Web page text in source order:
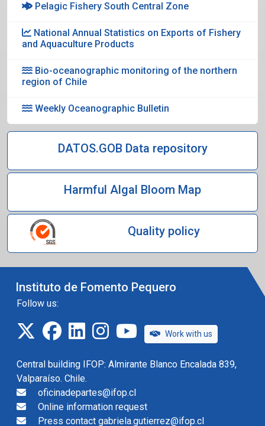
Pelagic Fishery South Central Zone
National Annual Statistics on Exports of Fishery
and Aquaculture Products
Bio-oceanographic monitoring of the northern
region of Chile
Weekly Oceanographic Bulletin
DATOS.GOB Data repository
Harmful Algal Bloom Map
Quality policy
Instituto de Fomento Pequero
Follow us:
twitterfacebook
linkedininstagramIFOP TV
Work with us
Central building IFOP: Almirante Blanco Encalada 839,
Valparaíso. Chile.
oficinadepartes@ifop.cl
Online information request
Press contact gabriela.gutierrez@ifop.cl